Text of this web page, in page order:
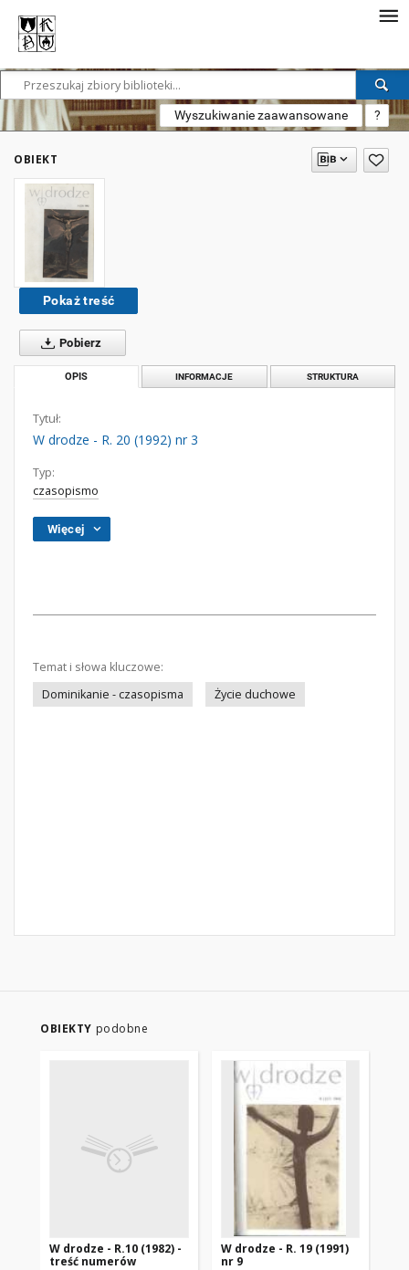
Wyszukiwanie zaawansowane ?
OBIEKT
Pokaż treść
Pobierz
OPIS INFORMACJE STRUKTURA
Tytuł:
W drodze - R. 20 (1992) nr 3
Typ:
czasopismo
Więcej
Temat i słowa kluczowe:
Dominikanie - czasopisma
Życie duchowe
OBIEKTY podobne
W drodze - R.10 (1982) -
treść numerów
W drodze - R. 19 (1991)
nr 9